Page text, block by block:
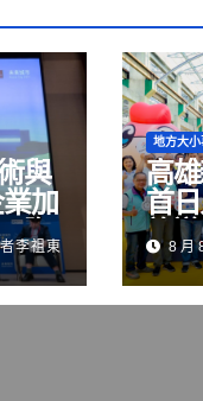
與
加
際
李祖東
地方大小
高
首
旅8 月